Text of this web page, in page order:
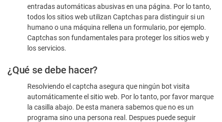
humano
entradas automáticas abusivas en una página. Por lo tanto,
todos los sitios web utilizan Captchas para distinguir si un
humano o una máquina rellena un formulario, por ejemplo.
Captchas son fundamentales para proteger los sitios web y
los servicios.
¿Qué se debe hacer?
Resolviendo el captcha asegura que ningún bot visita
automáticamente el sitio web. Por lo tanto, por favor marque
la casilla abajo. De esta manera sabemos que no es un
programa sino una persona real. Despues puede seguir